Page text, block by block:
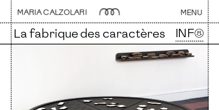
INF☺
La fabrique des caractères
MENU
MARIA CALZOLARI